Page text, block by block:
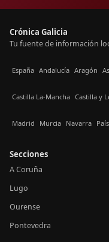
Crónica Galicia
Tu fuente de información
España Andalucía Aragón
Castilla La-Mancha Castilla y
Madrid Murcia Navarra
Secciones
A Coruña
Lugo
Ourense
Pontevedra